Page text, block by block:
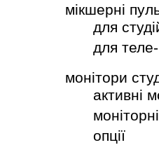
мікшерні
для
для теле-
монітори
активні
опції